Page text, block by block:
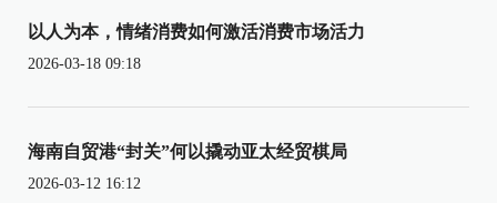
以人为本，情绪消费如何激活消费市场活力
2026-03-18 09:18
海南自贸港“封关”何以撬动亚太经贸棋局
2026-03-12 16:12